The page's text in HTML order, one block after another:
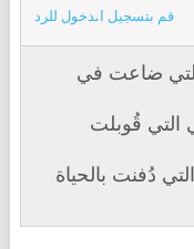
قم بتسجيل الدخول للرد
ضاعت في
التي قُوبلت
دُفنت بالحياة